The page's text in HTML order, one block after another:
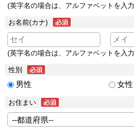
(英字名の場合は、アルファベットを入
お名前(カナ)
(英字名の場合は、アルファベットを入
性別
男性 女性
お住まい